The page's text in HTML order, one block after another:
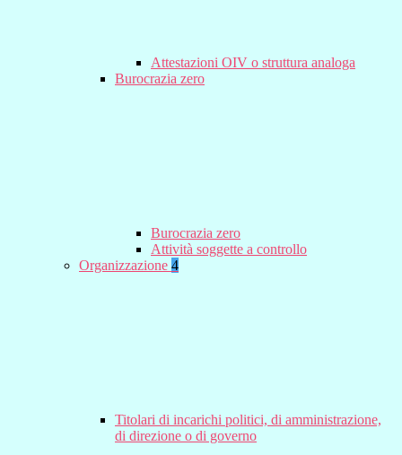
Attestazioni OIV o struttura analoga
Burocrazia zero
Burocrazia zero
Attività soggette a controllo
Organizzazione 4
Titolari di incarichi politici, di amministrazione,
di direzione o di governo